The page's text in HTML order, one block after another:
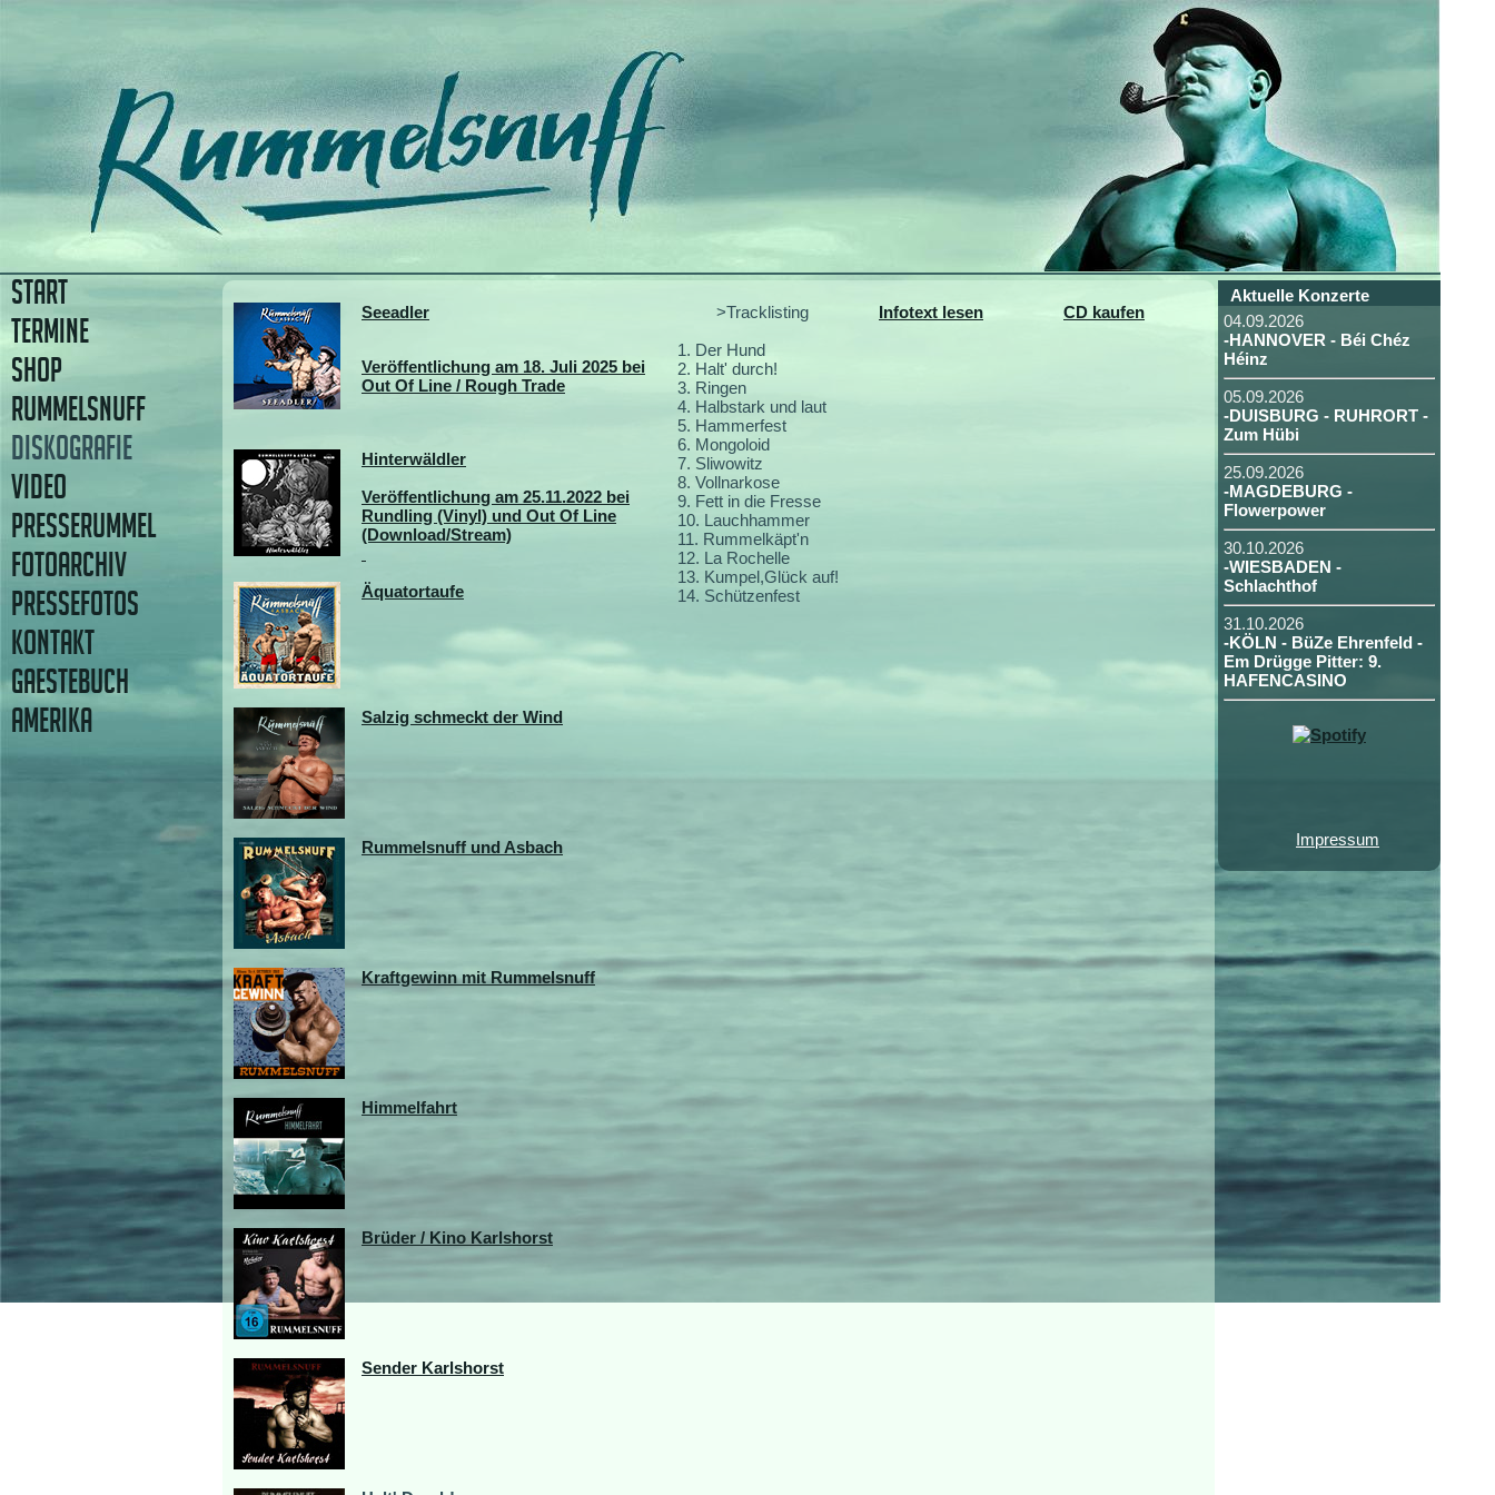
Seeadler
Veröffentlichung am 18. Juli 2025 bei
Out Of Line / Rough Trade
Hinterwäldler
Veröffentlichung am 25.11.2022 bei
Rundling (Vinyl) und Out Of Line
(Download/Stream)
Äquatortaufe
Salzig schmeckt der Wind
Rummelsnuff und Asbach
Kraftgewinn mit Rummelsnuff
Himmelfahrt
Brüder / Kino Karlshorst
Sender Karlshorst
>Tracklisting Infotext lesen
CD kaufen
1. Der Hund
2. Halt' durch!
3. Ringen
4. Halbstark und laut
5. Hammerfest
6. Mongoloid
7. Sliwowitz
8. Vollnarkose
9. Fett in die Fresse
10. Lauchhammer
11. Rummelkäpt'n
12. La Rochelle
13. Kumpel,Glück auf!
14. Schützenfest
START
TERMINE
SHOP
RUMMELSNUFF
DISKOGRAFIE
VIDEO
PRESSERUMMEL
FOTOARCHIV
PRESSEFOTOS
KONTAKT
GAESTEBUCH
AMERIKA
Aktuelle Konzerte
04.09.2026
-HANNOVER - Béi Chéz
Héinz
05.09.2026
-DUISBURG - RUHRORT -
Zum Hübi
25.09.2026
-MAGDEBURG -
Flowerpower
30.10.2026
-WIESBADEN -
Schlachthof
31.10.2026
-KÖLN - BüZe Ehrenfeld -
Em Drügge Pitter: 9.
HAFENCASINO
Impressum